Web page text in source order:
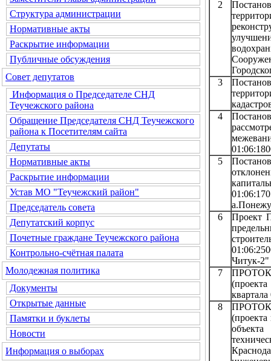
Структура администрации
Нормативные акты
Раскрытие информации
Публичные обсуждения
Совет депутатов
Информация о Председателе СНД
Теучежского района
Обращение Председателя СНД Теучежского
района к Посетителям сайта
Депутаты
Нормативные акты
Раскрытие информации
Устав МО "Теучежский район"
Председатель совета
Депутатский корпус
Почетные граждане Теучежского района
Контрольно-счётная палата
Молодежная политика
Документы
Открытые данные
Памятки и буклеты
Новости
Информация о выборах
2
3
4
5
6
Проект
Читук-
7
8